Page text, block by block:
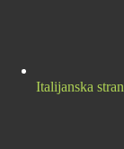
Italijanska stran